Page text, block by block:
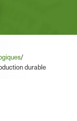
/
durable